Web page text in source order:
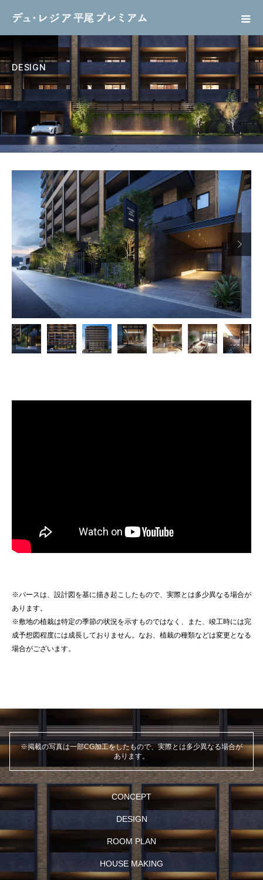
DESIGN

※パースは、設計図を基に描き起こしたもので、実際とは多少異なる場合が
あります。
※敷地の植栽は特定の季節の状況を示すものではなく、また、竣工時には完
成予想図程度には成長しておりません。なお、植栽の種類などは変更となる
場合がございます。
※掲載の写真は一部CG加工をしたもので、実際とは多少異なる場合が
あります。
CONCEPT
DESIGN
ROOM PLAN
HOUSE MAKING